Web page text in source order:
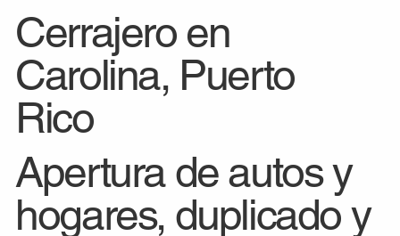
Cerrajero en
Carolina, Puerto
Rico
Apertura de autos y
hogares, duplicado y